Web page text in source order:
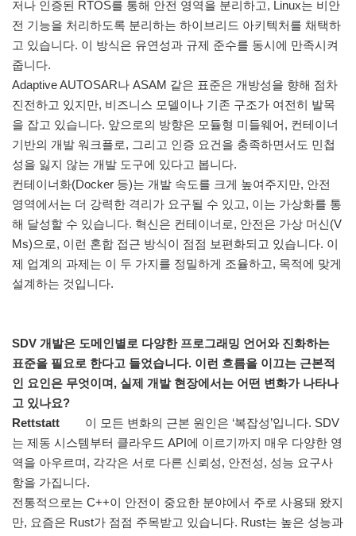
저나 인증된 RTOS를 통해 안전 영역을 분리하고, Linux는 비안
전 기능을 처리하도록 분리하는 하이브리드 아키텍처를 채택하
고 있습니다. 이 방식은 유연성과 규제 준수를 동시에 만족시켜
줍니다.
Adaptive AUTOSAR나 ASAM 같은 표준은 개방성을 향해 점차
진전하고 있지만, 비즈니스 모델이나 기존 구조가 여전히 발목
을 잡고 있습니다. 앞으로의 방향은 모듈형 미들웨어, 컨테이너
기반의 개발 워크플로, 그리고 인증 요건을 충족하면서도 민첩
성을 잃지 않는 개발 도구에 있다고 봅니다.
컨테이너화(Docker 등)는 개발 속도를 크게 높여주지만, 안전
영역에서는 더 강력한 격리가 요구될 수 있고, 이는 가상화를 통
해 달성할 수 있습니다. 혁신은 컨테이너로, 안전은 가상 머신(V
Ms)으로, 이런 혼합 접근 방식이 점점 보편화되고 있습니다. 이
제 업계의 과제는 이 두 가지를 정밀하게 조율하고, 목적에 맞게
설계하는 것입니다.
SDV 개발은 도메인별로 다양한 프로그래밍 언어와 진화하는
표준을 필요로 한다고 들었습니다. 이런 흐름을 이끄는 근본적
인 요인은 무엇이며, 실제 개발 현장에서는 어떤 변화가 나타나
고 있나요?
Rettstatt
이 모든 변화의 근본 원인은 ‘복잡성’입니다. SDV
는 제동 시스템부터 클라우드 API에 이르기까지 매우 다양한 영
역을 아우르며, 각각은 서로 다른 신뢰성, 안전성, 성능 요구사
항을 가집니다.
전통적으로는 C++이 안전이 중요한 분야에서 주로 사용돼 왔지
만, 요즘은 Rust가 점점 주목받고 있습니다. Rust는 높은 성능과